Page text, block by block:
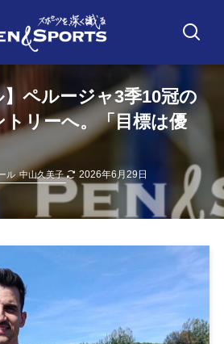
】ペルージャ3季10冠の
リーへ。「目標は優
ル 中山久美子
2026年6月29日